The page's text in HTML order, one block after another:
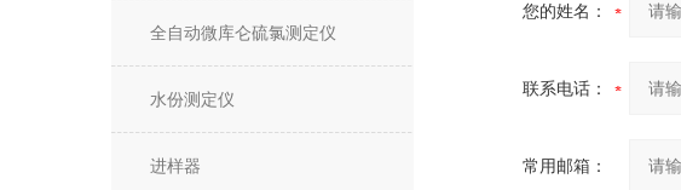
全自动微库仑硫氯测定仪
水份测定仪
进样器
您的姓名：
联系电话：
常用邮箱：